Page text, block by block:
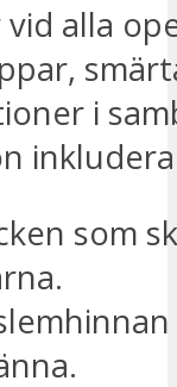
alla
i
som